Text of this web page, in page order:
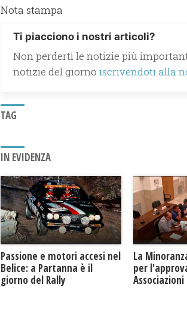
Nota stampa
Ti piacciono i nostri articoli?
Non perderti le notizie più
notizie del giorno iscrivendoti alla
TAG
IN EVIDENZA
Passione e motori accesi nel
Belice: a Partanna è il
giorno del Rally
La
per
Associazioni